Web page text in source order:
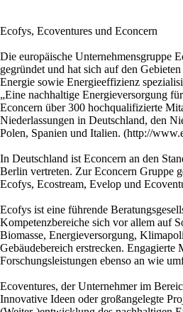
Ecofys, Ecoventures und Econcern
Die europäische Unternehmensgruppe
gegründet und hat sich auf den
Energie sowie Energieeffizienz
„Eine nachhaltige Energieversorgung
Econcern über 300 hochqualifizierte
Niederlassungen in Deutschland, den
Polen, Spanien und Italien. (http://
In Deutschland ist Econcern an den
Berlin vertreten. Zur Econcern Gruppe
Ecofys, Ecostream, Evelop und
Ecofys ist eine führende
Kompetenzbereiche sich vor allem auf
Biomasse, Energieversorgung,
Gebäudebereich erstrecken. Engagierte
Forschungsleistungen ebenso an wie
Ecoventures, der Unternehmer im
Innovative Ideen oder großangelegte